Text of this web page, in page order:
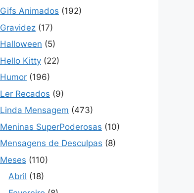
Gifs Animados (192)
Gravidez (17)
Halloween (5)
Hello Kitty (22)
Humor (196)
Ler Recados (9)
Linda Mensagem (473)
Meninas SuperPoderosas (10)
Mensagens de Desculpas (8)
Meses (110)
Abril (18)